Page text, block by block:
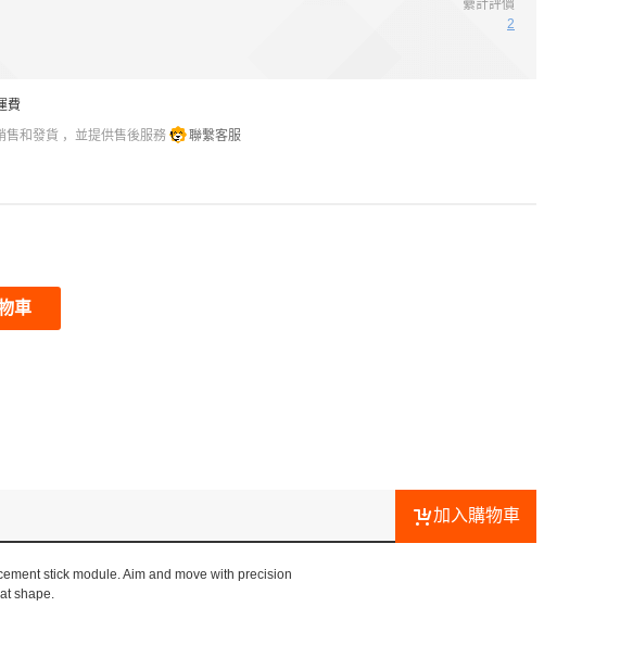
纍計評價
2
費
售和發貨 ，並提供售後服務 聯繫客服
車
加入購物車
stick module. Aim and move with precision
shape.